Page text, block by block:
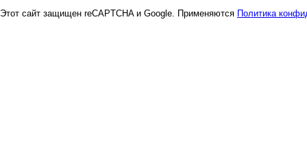
Этот сайт защищен reCAPTCHA и Google. Применяются Политика